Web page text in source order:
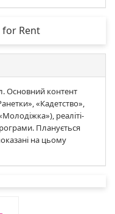
for Rent
Основний контент
«Кадетство»,
реаліті-
Планується
на цьому